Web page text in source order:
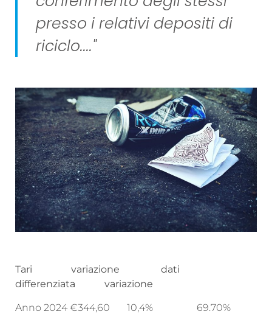
presso i relativi depositi di
riciclo...."
Tari variazione dati
differenziata variazione
Anno 2024 €344,60 10,4% 69.70%